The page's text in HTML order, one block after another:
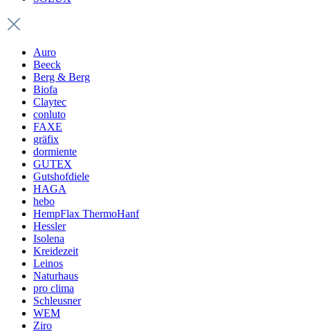
Auro
Beeck
Berg & Berg
Biofa
Claytec
conluto
FAXE
gräfix
dormiente
GUTEX
Gutshofdiele
HAGA
hebo
HempFlax ThermoHanf
Hessler
Isolena
Kreidezeit
Leinos
Naturhaus
pro clima
Schleusner
WEM
Ziro